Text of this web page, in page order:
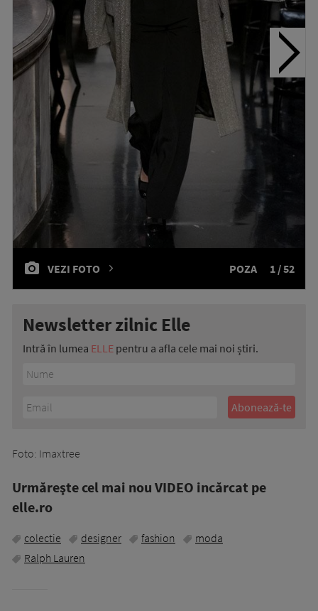
VEZI FOTO POZA 1 / 52
Newsletter zilnic Elle
Intră în lumea ELLE pentru a afla cele mai noi știri.
Foto: Imaxtree
Urmăreşte cel mai nou VIDEO incărcat pe
elle.ro
colectie designer fashion
moda
Ralph Lauren